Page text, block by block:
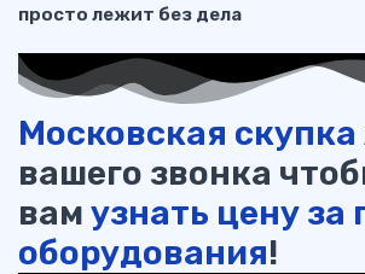
просто лежит без дела
Московская скупка
вашего звонка
вам узнать цену за
оборудования!